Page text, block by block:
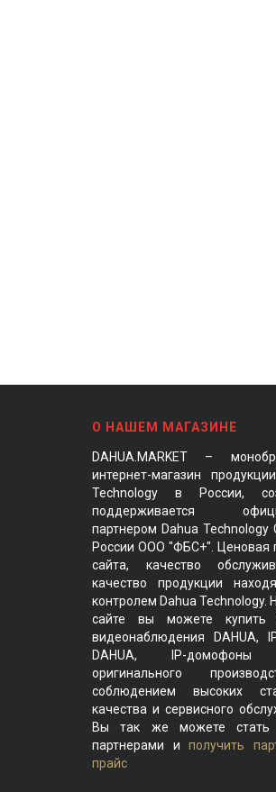
О НАШЕМ МАГАЗИНЕ
DAHUA.MARKET –
интернет-магазин
Technology в России,
поддерживается
партнером Dahua Technology
России ООО "ФБС+". Ценовая
сайта, качество
качество продукции
контролем Dahua Technology.
сайте вы можете купить
видеонаблюдения DAHUA,
DAHUA, IP-домофоны
оригинального
соблюдением высоких
качества и сервисного
Вы так же можете стать
партнерами и получить
прайс